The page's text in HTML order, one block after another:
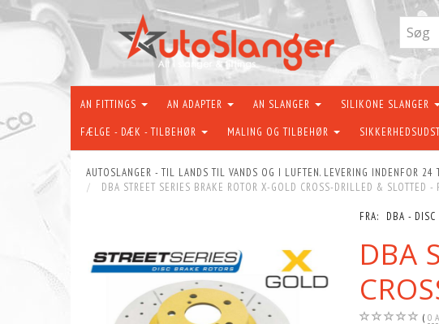
AN FITTINGS AN ADAPTER AN SLANGER SILIKONE SLANGER
FÆLGE - DÆK - TILBEHØR MALING OG TILBEHØR
AUTOSLANGER - TIL LANDS TIL VANDS OG I LUFTEN. LEVERING INDENFOR 24
DBA STREET SERIES BRAKE ROTOR X-GOLD CROSS-DRILLED & SLOTTED -
FRA: DBA - DISC
DBA
0